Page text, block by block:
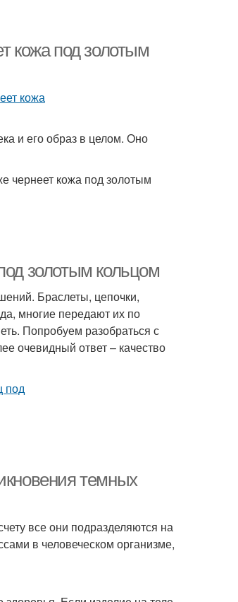
кожа под золотым
и его образ в целом. Оно
чернеет кожа под золотым
золотым кольцом
Браслеты, цепочки,
многие передают их по
Попробуем разобраться с
очевидный ответ – качество
темных
все они подразделяются на
в человеческом организме,